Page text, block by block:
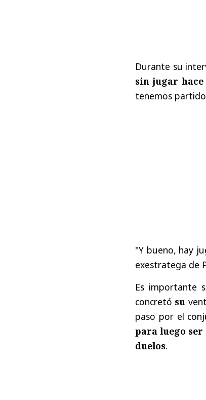
Durante su
sin jugar hace
tenemos
"Y bueno, hay
exestratega de
Es importante
concretó su
paso por el
para luego ser
duelos.